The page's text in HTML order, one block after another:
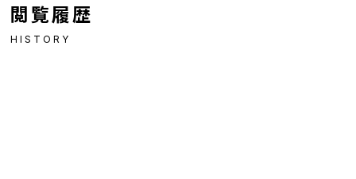
閲覧履歴
HISTORY